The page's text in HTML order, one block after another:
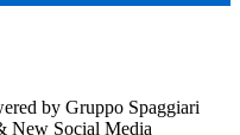
by Gruppo Spaggiari
New Social Media